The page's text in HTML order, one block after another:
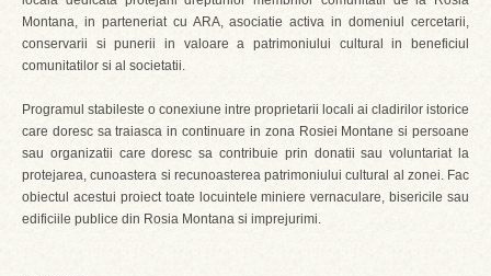
Montana, in parteneriat cu ARA, asociatie activa in domeniul cercetarii,
conservarii si punerii in valoare a patrimoniului cultural in beneficiul
comunitatilor si al societatii.
Programul stabileste o conexiune intre proprietarii locali ai cladirilor istorice
care doresc sa traiasca in continuare in zona Rosiei Montane si persoane
sau organizatii care doresc sa contribuie prin donatii sau voluntariat la
protejarea, cunoastera si recunoasterea patrimoniului cultural al zonei. Fac
obiectul acestui proiect toate locuintele miniere vernaculare, bisericile sau
edificiile publice din Rosia Montana si imprejurimi.